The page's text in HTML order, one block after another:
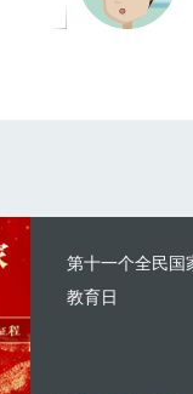
第十一个全民国
教育日